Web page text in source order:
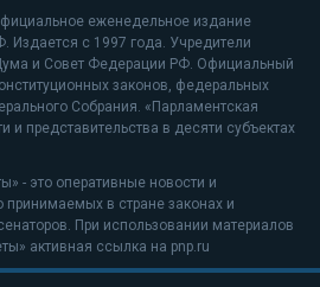
еженедельное издание
Издается с 1997 года. Учредители
и Совет Федерации РФ. Официальный
законов, федеральных
Собрания. «Парламентская
и представительства в десяти субъектах
- это оперативные новости и
в стране законах и
При использовании материалов
активная ссылка на pnp.ru